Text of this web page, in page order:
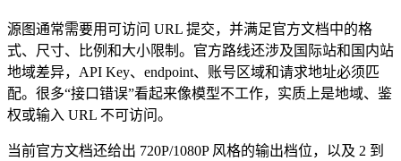
源图通常需要用可访问 URL 提交，并满足官方文档中的格
式、尺寸、比例和大小限制。官方路线还涉及国际站和国内站
地域差异，API Key、endpoint、账号区域和请求地址必须匹
配。很多“接口错误”看起来像模型不工作，实质上是地域、鉴
权或输入 URL 不可访问。
当前官方文档还给出 720P/1080P 风格的输出档位，以及 2 到